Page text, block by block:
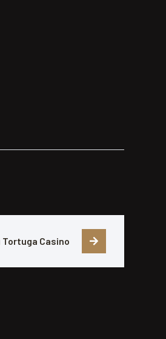
Tortuga Casino